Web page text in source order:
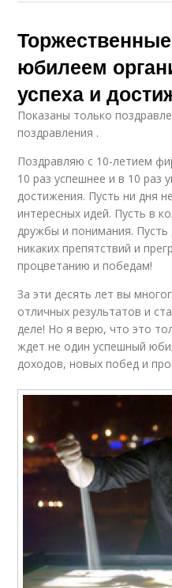
юбилеем
успеха и
Показаны только
поздравления .
Поздравляю с 10-летием
10 раз успешнее и в 10 раз
достижения. Пусть ни дня
интересных идей. Пусть в
дружбы и понимания. Пусть
никаких препятствий и
процветанию и победам!
За эти десять лет вы
отличных результатов и
деле! Но я верю, что это
ждет не один успешный
доходов, новых побед и